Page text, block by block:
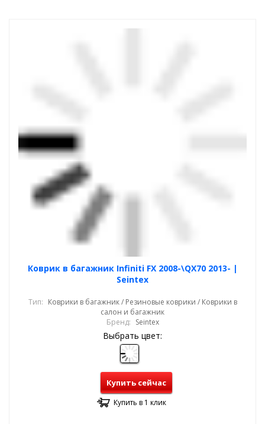
Коврик в багажник Infiniti FX 2008-\QX70 2013- |
Seintex
Тип: Коврики в багажник / Резиновые коврики / Коврики в
салон и багажник
Бренд: Seintex
Выбрать цвет:
Купить сейчас
Купить в 1 клик